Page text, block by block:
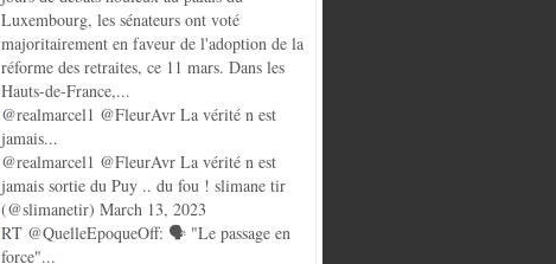
Luxembourg, les sénateurs ont voté
majoritairement en faveur de l'adoption de la
réforme des retraites, ce 11 mars. Dans les
Hauts-de-France,...
@realmarcel1 @FleurAvr La vérité n est
jamais...
@realmarcel1 @FleurAvr La vérité n est
jamais sortie du Puy .. du fou ! slimane tir
(@slimanetir) March 13, 2023
RT @QuelleEpoqueOff: 🗣️ "Le passage en
force"...